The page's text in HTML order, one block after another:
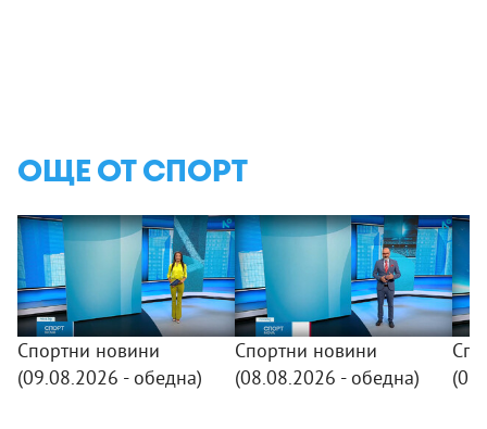
ОЩЕ ОТ СПОРТ
Спортни новини
(09.08.2026 - обедна)
Спортни новини
(08.08.2026 - обедна)